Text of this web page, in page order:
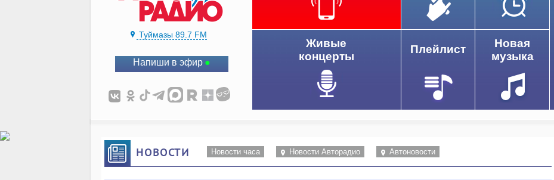
Туймазы 89.7 FM
Напиши в эфир
Живые
концерты
Плейлист
Новая
музыка
НОВОСТИ Новости часа Новости Авторадио Автоновости